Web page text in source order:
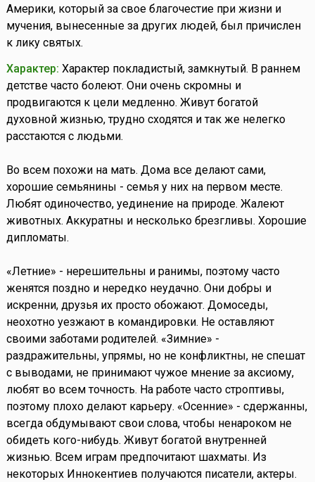
Америки, который за свое благочестие при жизни и
мучения, вынесенные за других людей, был причислен
к лику святых.
Характер: Характер покладистый, замкнутый. В раннем
детстве часто болеют. Они очень скромны и
продвигаются к цели медленно. Живут богатой
духовной жизнью, трудно сходятся и так же нелегко
расстаются с людьми.
Во всем похожи на мать. Дома все делают сами,
хорошие семьянины - семья у них на первом месте.
Любят одиночество, уединение на природе. Жалеют
животных. Аккуратны и несколько брезгливы. Хорошие
дипломаты.
«Летние» - нерешительны и ранимы, поэтому часто
женятся поздно и нередко неудачно. Они добры и
искренни, друзья их просто обожают. Домоседы,
неохотно уезжают в командировки. Не оставляют
своими заботами родителей. «Зимние» -
раздражительны, упрямы, но не конфликтны, не спешат
с выводами, не принимают чужое мнение за аксиому,
любят во всем точность. На работе часто строптивы,
поэтому плохо делают карьеру. «Осенние» - сдержанны,
всегда обдумывают свои слова, чтобы ненароком не
обидеть кого-нибудь. Живут богатой внутренней
жизнью. Всем играм предпочитают шахматы. Из
некоторых Иннокентиев получаются писатели, актеры.